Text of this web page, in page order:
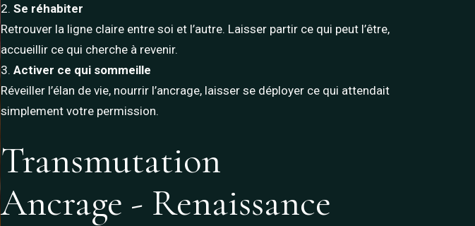
Se réhabiter
Retrouver la ligne claire entre soi et l’autre. Laisser partir ce qui peut l’être,
accueillir ce qui cherche à revenir.
Activer ce qui sommeille
Réveiller l’élan de vie, nourrir l’ancrage, laisser se déployer ce qui attendait
simplement votre permission.
Transmutation
Ancrage - Renaissance